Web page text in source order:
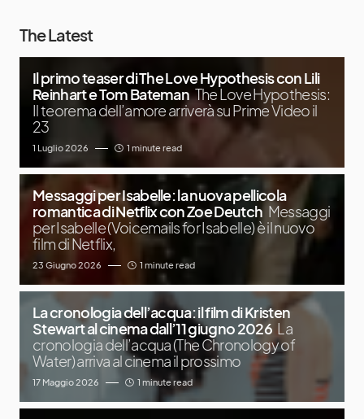
The Latest
Il primo teaser di The Love Hypothesis con Lili
Reinhart e Tom Bateman The Love Hypothesis:
Il teorema dell’amore arriverà su Prime Video il
23
1 Luglio 2026 1 minute read
Messaggi per Isabelle: la nuova pellicola
romantica di Netflix con Zoe Deutch Messaggi
per Isabelle (Voicemails for Isabelle) è il nuovo
film di Netflix,
23 Giugno 2026 1 minute read
La cronologia dell’acqua: il film di Kristen
Stewart al cinema dall’11 giugno 2026 La
cronologia dell’acqua (The Chronology of
Water) arriva al cinema il prossimo
17 Maggio 2026 1 minute read